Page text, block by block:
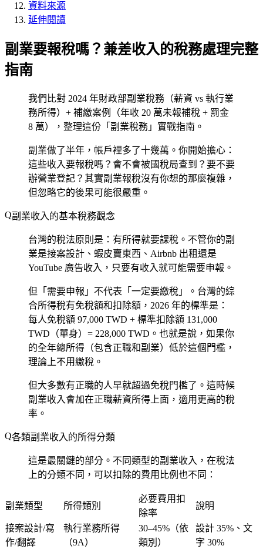
資料來源
延伸閱讀
副業要報稅嗎？兼差收入的稅務處理完整
指南
我們比對 2024 年財政部副業稅務（薪資 vs 執行業
務所得）+ 補繳案例（年收 20 萬未報補稅 + 罰金
8 萬），整理這份「副業稅務」實戰指南。
副業做了半年，帳戶裡多了十幾萬。你開始擔心：
這些收入要報稅嗎？會不會被國稅局查到？要不要
辦營業登記？其實副業報稅沒有你想的那麼複雜，
但忽略它的後果可能很嚴重。
副業收入的基本稅務觀念
台灣的稅法原則是：有所得就要課稅。不管你的副
業是接案設計、蝦皮賣東西、Airbnb 出租還是
YouTube 廣告收入，只要有收入就可能需要申報。
但「需要申報」不代表「一定要繳稅」。台灣的綜
合所得稅有免稅額和扣除額，2026 年的標準是：
每人免稅額 97,000 TWD + 標準扣除額 131,000
TWD（單身）= 228,000 TWD。也就是說，如果你
的全年總所得（包含正職和副業）低於這個門檻，
理論上不用繳稅。
但大多數有正職的人早就超過免稅門檻了。這時候
副業收入會加在正職薪資所得上面，適用更高的稅
率。
各類副業收入的所得分類
這是最關鍵的部分。不同類型的副業收入，在稅法
上的分類不同，可以扣除的費用比例也不同：
副業類型 所得類別
必要費用扣
除率
說明
接案設計/寫
作/翻譯
執行業務所得
（9A）
30–45%（依
類別）
設計 35%、文
字 30%